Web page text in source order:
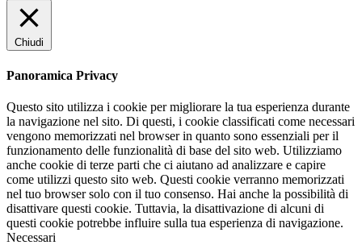
Chiudi
Panoramica Privacy
Questo sito utilizza i cookie per migliorare la tua esperienza durante
la navigazione nel sito. Di questi, i cookie classificati come necessari
vengono memorizzati nel browser in quanto sono essenziali per il
funzionamento delle funzionalità di base del sito web. Utilizziamo
anche cookie di terze parti che ci aiutano ad analizzare e capire
come utilizzi questo sito web. Questi cookie verranno memorizzati
nel tuo browser solo con il tuo consenso. Hai anche la possibilità di
disattivare questi cookie. Tuttavia, la disattivazione di alcuni di
questi cookie potrebbe influire sulla tua esperienza di navigazione.
Necessari